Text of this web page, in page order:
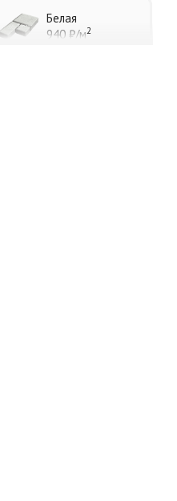
Белая
940 ₽/м2